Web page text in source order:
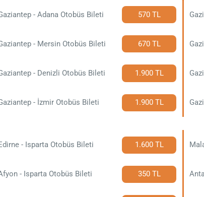
- Adana Otobüs Bileti 570 TL
- Mersin Otobüs Bileti 670 TL
- Denizli Otobüs Bileti 1.900 TL
- İzmir Otobüs Bileti 1.900 TL
- Isparta Otobüs Bileti 1.600 TL
- Isparta Otobüs Bileti 350 TL